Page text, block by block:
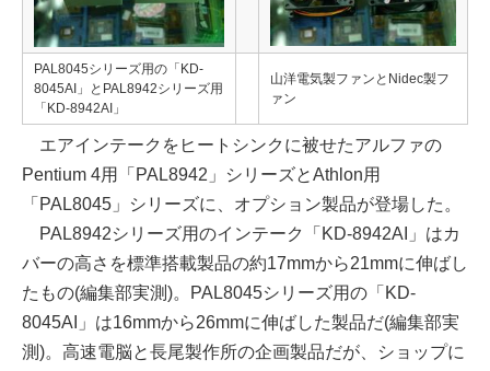
PAL8045シリーズ用の「KD-
8045AI」とPAL8942シリーズ用
「KD-8942AI」
山洋電気製ファンとNidec製フ
ァン
エアインテークをヒートシンクに被せたアルファの
Pentium 4用「PAL8942」シリーズとAthlon用
「PAL8045」シリーズに、オプション製品が登場した。
PAL8942シリーズ用のインテーク「KD-8942AI」はカ
バーの高さを標準搭載製品の約17mmから21mmに伸ばし
たもの(編集部実測)。PAL8045シリーズ用の「KD-
8045AI」は16mmから26mmに伸ばした製品だ(編集部実
測)。高速電脳と長尾製作所の企画製品だが、ショップに